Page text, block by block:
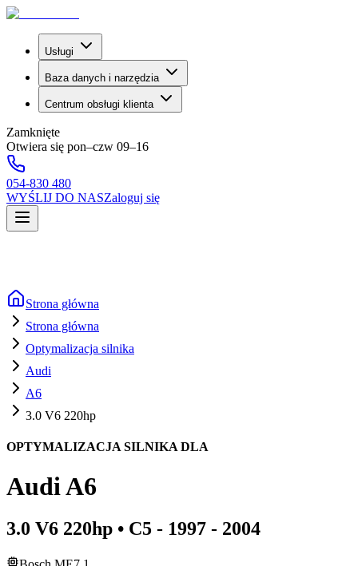
Usługi
Baza danych i narzędzia
Centrum obsługi klienta
Zamknięte
Otwiera się pon–czw 09–16
054-830 480
WYŚLIJ DO NASZaloguj się
Strona główna
Strona główna
Optymalizacja silnika
Audi
A6
3.0 V6 220hp
OPTYMALIZACJA SILNIKA DLA
AudiA6
3.0 V6 220hp • C5 - 1997 - 2004